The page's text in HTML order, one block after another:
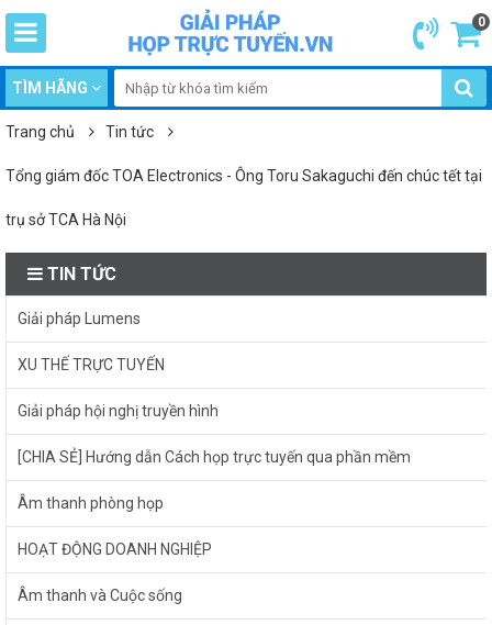
0
TÌM HÃNG
Trang chủ Tin tức
Tổng giám đốc TOA Electronics - Ông Toru Sakaguchi đến chúc tết tại
trụ sở TCA Hà Nội
TIN TỨC
Giải pháp Lumens
XU THẾ TRỰC TUYẾN
Giải pháp hội nghị truyền hình
[CHIA SẺ] Hướng dẫn Cách họp trực tuyến qua phần mềm
Âm thanh phòng họp
HOẠT ĐỘNG DOANH NGHIỆP
Âm thanh và Cuộc sống